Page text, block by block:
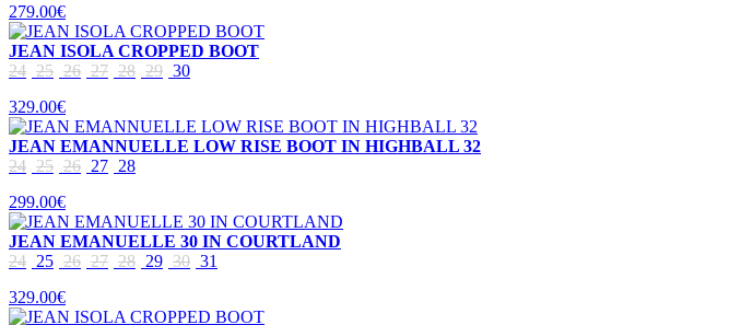
279.00€
JEAN ISOLA CROPPED BOOT
24 25 26 27 28 29 30
329.00€
JEAN EMANNUELLE LOW RISE BOOT IN HIGHBALL 32
24 25 26 27 28
299.00€
JEAN EMANUELLE 30 IN COURTLAND
24 25 26 27 28 29 30 31
329.00€